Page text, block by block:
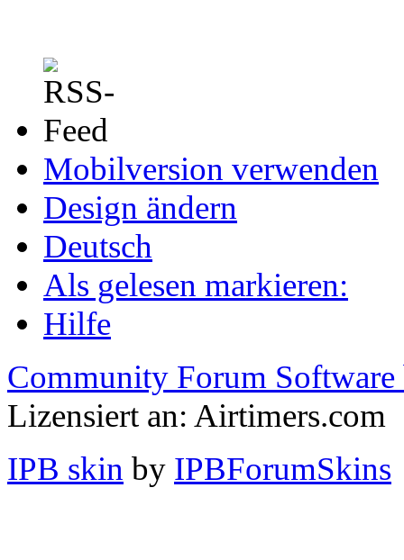
Mobilversion verwenden
Design ändern
Deutsch
Als gelesen markieren:
Hilfe
Community Forum Software
Lizensiert an: Airtimers.com
IPB skin by IPBForumSkins